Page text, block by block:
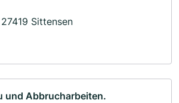
Sittensen
und Abbrucharbeiten.